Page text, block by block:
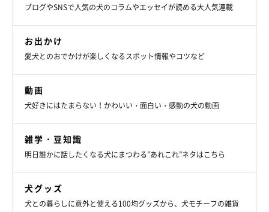
写真提供・取材協力／＠miraizunさん／X（旧Twitter）
取材・文／小崎華
※この記事は投稿者さまに取材し、了承の上制作したものです。
2024年6月時点の情報であり、現在と異なる場合があります。
ブログやSNSで人気の犬のコラムやエッセイが読める大人気連載
お出かけ
愛犬とのおでかけが楽しくなるスポット情報やコツなど
動画
犬好きにはたまらない！かわいい・面白い・感動の犬の動画
雑学・豆知識
明日誰かに話したくなる犬にまつわる”あれこれ”ネタはこちら
犬グッズ
犬との暮らしに意外と使える100均グッズから、犬モチーフの雑貨